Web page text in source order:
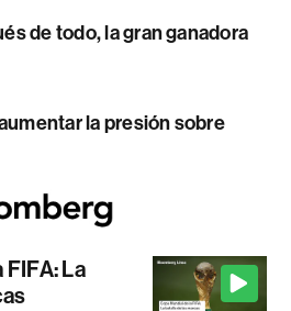
de todo, la gran ganadora
la presión sobre
FIFA: La